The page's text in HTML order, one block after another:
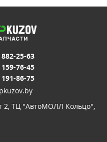
882-25-63
159-76-45
191-86-75
2, ТЦ ''АвтоМОЛЛ Кольцо'',